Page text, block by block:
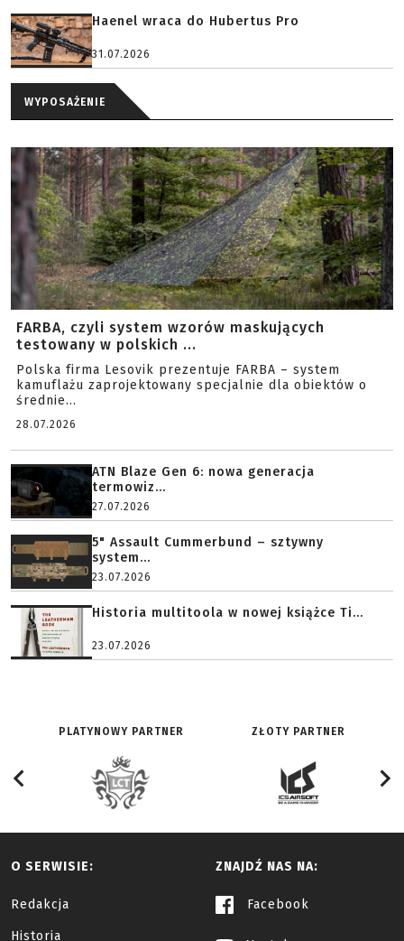
Haenel wraca do Hubertus Pro
31.07.2026
WYPOSAŻENIE
FARBA, czyli system wzorów maskujących
testowany w polskich ...
Polska firma Lesovik prezentuje FARBA – system
kamuflażu zaprojektowany specjalnie dla obiektów o
średnie...
28.07.2026
ATN Blaze Gen 6: nowa generacja
termowiz...
27.07.2026
5" Assault Cummerbund – sztywny
system...
23.07.2026
Historia multitoola w nowej książce Ti...
23.07.2026
PLATYNOWY PARTNER ZŁOTY PARTNER
O SERWISIE:
Redakcja
Historia
ZNAJDŹ NAS NA:
Facebook